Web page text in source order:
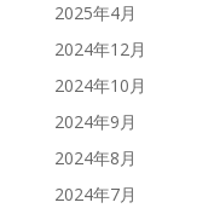
2025年4月
2024年12月
2024年10月
2024年9月
2024年8月
2024年7月